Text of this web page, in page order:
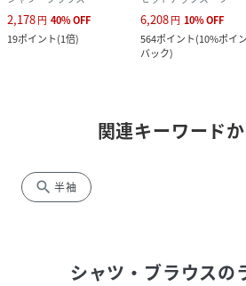
2,178円 40%OFF
19ポイント(1倍)
6,208円 10%OFF
564ポイント(10%ポイ
バック)
関連キーワード
search 半袖
シャツ・ブラウスの